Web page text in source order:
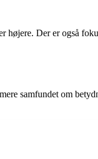
Der er også
samfundet om